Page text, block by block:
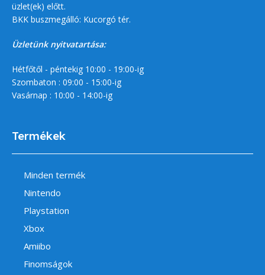
üzlet(ek) előtt.
BKK buszmegálló: Kucorgó tér.
Üzletünk nyitvatartása:
Hétfőtől - péntekig 10:00 - 19:00-ig
Szombaton : 09:00 - 15:00-ig
Vasárnap : 10:00 - 14:00-ig
Termékek
Minden termék
Nintendo
Playstation
Xbox
Amiibo
Finomságok